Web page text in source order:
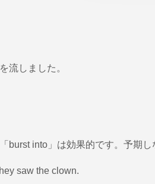
流しました。
burst into」は効果的です。予期し
saw the clown.